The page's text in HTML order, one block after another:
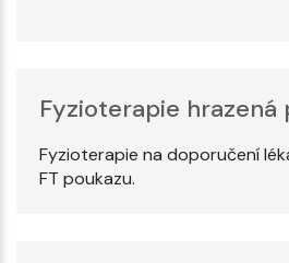
Fyzioterapie hrazená
Fyzioterapie na doporučení
FT poukazu.